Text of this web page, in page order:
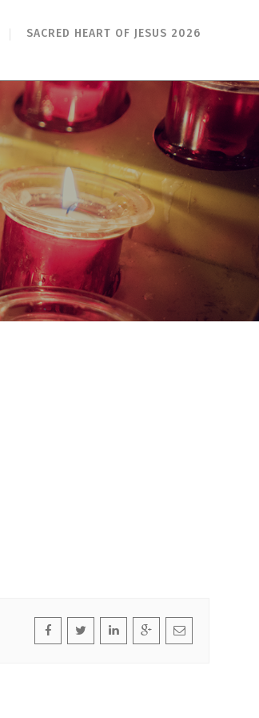
SACRED HEART OF JESUS 2026